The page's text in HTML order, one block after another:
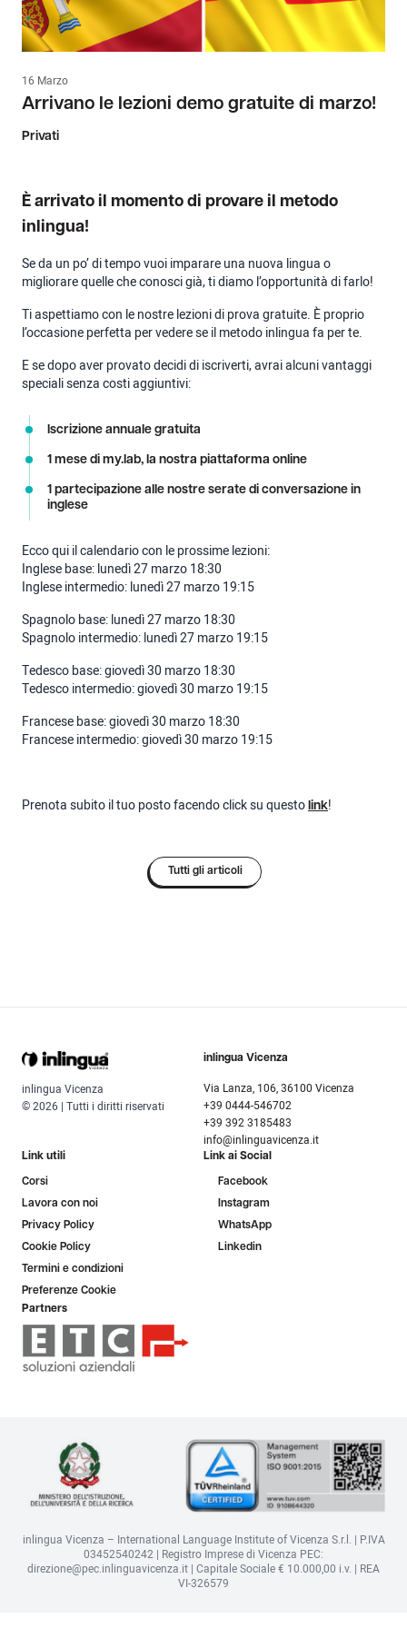
16 Marzo
Arrivano le lezioni demo gratuite di marzo!
Privati
È arrivato il momento di provare il metodo
inlingua!
Se da un po’ di tempo vuoi imparare una nuova lingua o
migliorare quelle che conosci già, ti diamo l’opportunità di farlo!
Ti aspettiamo con le nostre lezioni di prova gratuite. È proprio
l’occasione perfetta per vedere se il metodo inlingua fa per te.
E se dopo aver provato decidi di iscriverti, avrai alcuni vantaggi
speciali senza costi aggiuntivi:
Iscrizione annuale gratuita
1 mese di my.lab, la nostra piattaforma online
1 partecipazione alle nostre serate di conversazione in
inglese
Ecco qui il calendario con le prossime lezioni:
Inglese base: lunedì 27 marzo 18:30
Inglese intermedio: lunedì 27 marzo 19:15
Spagnolo base: lunedì 27 marzo 18:30
Spagnolo intermedio: lunedì 27 marzo 19:15
Tedesco base: giovedì 30 marzo 18:30
Tedesco intermedio: giovedì 30 marzo 19:15
Francese base: giovedì 30 marzo 18:30
Francese intermedio: giovedì 30 marzo 19:15
Prenota subito il tuo posto facendo click su questo link!
Tutti gli articoli
inlingua Vicenza
© 2026 | Tutti i diritti riservati
inlingua Vicenza
Via Lanza, 106, 36100 Vicenza
+39 0444-546702
+39 392 3185483
info@inlinguavicenza.it
Link utili
Corsi
Lavora con noi
Privacy Policy
Cookie Policy
Termini e condizioni
Preferenze Cookie
Link ai Social
Facebook
Instagram
WhatsApp
Linkedin
Partners
inlingua Vicenza – International Language Institute of Vicenza S.r.l. | P.IVA
03452540242 | Registro Imprese di Vicenza PEC:
direzione@pec.inlinguavicenza.it | Capitale Sociale € 10.000,00 i.v. | REA
VI-326579